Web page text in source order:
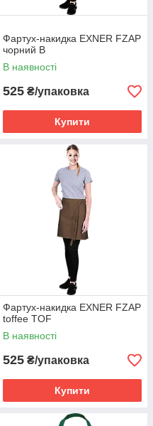
Фартух-накидка EXNER FZAP
чорний B
В наявності
525 ₴/упаковка
Купити
Фартух-накидка EXNER FZAP
toffee TOF
В наявності
525 ₴/упаковка
Купити